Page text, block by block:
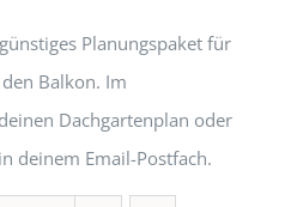
Planungspaket für
Balkon. Im
Dachgartenplan oder
deinem Email-Postfach.